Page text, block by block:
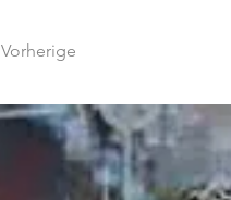
Vorherige